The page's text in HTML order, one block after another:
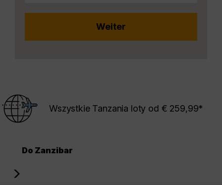
Wszystkie Tanzania loty od € 259,99*
Do Zanzibar